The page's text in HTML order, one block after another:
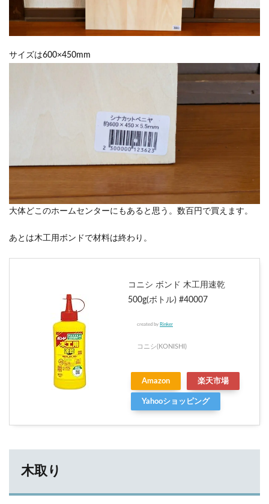
サイズは600×450mm
大体どこのホームセンターにもあると思う。数百円で買えます。
あとは木工用ボンドで材料は終わり。
コニシ ボンド 木工用速乾
500g(ボトル) #40007
created by Rinker
コニシ(KONISHI)
Amazon 楽天市場
Yahooショッピング
木取り